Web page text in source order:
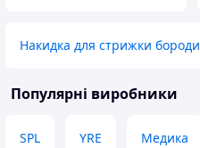
Накидка для стрижки бороди
Популярні виробники
SPL YRE Медика